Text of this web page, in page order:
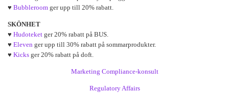
♥ Bubbleroom ger upp till 20% rabatt.
SKÖNHET
♥ Hudoteket ger 20% rabatt på BUS.
♥ Eleven ger upp till 30% rabatt på sommarprodukter.
♥ Kicks ger 20% rabatt på doft.
Marketing Compliance-konsult
Regulatory Affairs